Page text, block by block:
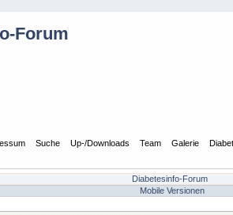
Suche Up-/Downloads Team Galerie
Diabetesinfo-Forum
Mobile Versionen